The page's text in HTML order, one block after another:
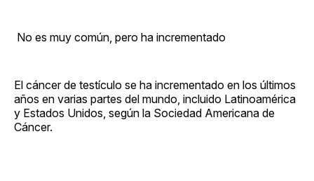
​ No es muy común, pero ha incrementado
El cáncer de testículo se ha incrementado en los últimos
años en varias partes del mundo, incluido Latinoamérica
y Estados Unidos, según la Sociedad Americana de
Cáncer.